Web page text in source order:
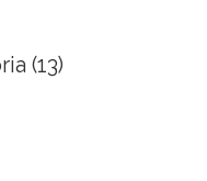
(13)